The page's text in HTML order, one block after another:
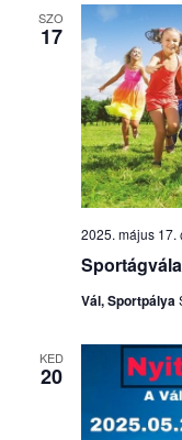
SZO
17
2025. május 17.
Vál, Sportpálya
KED
20